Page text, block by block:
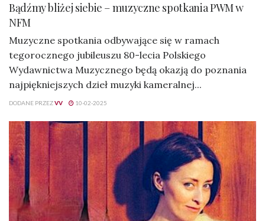
Bądźmy bliżej siebie – muzyczne spotkania PWM w
NFM
Muzyczne spotkania odbywające się w ramach
tegorocznego jubileuszu 80-lecia Polskiego
Wydawnictwa Muzycznego będą okazją do poznania
najpiękniejszych dzieł muzyki kameralnej...
DODANE PRZEZVV 10-02-2025